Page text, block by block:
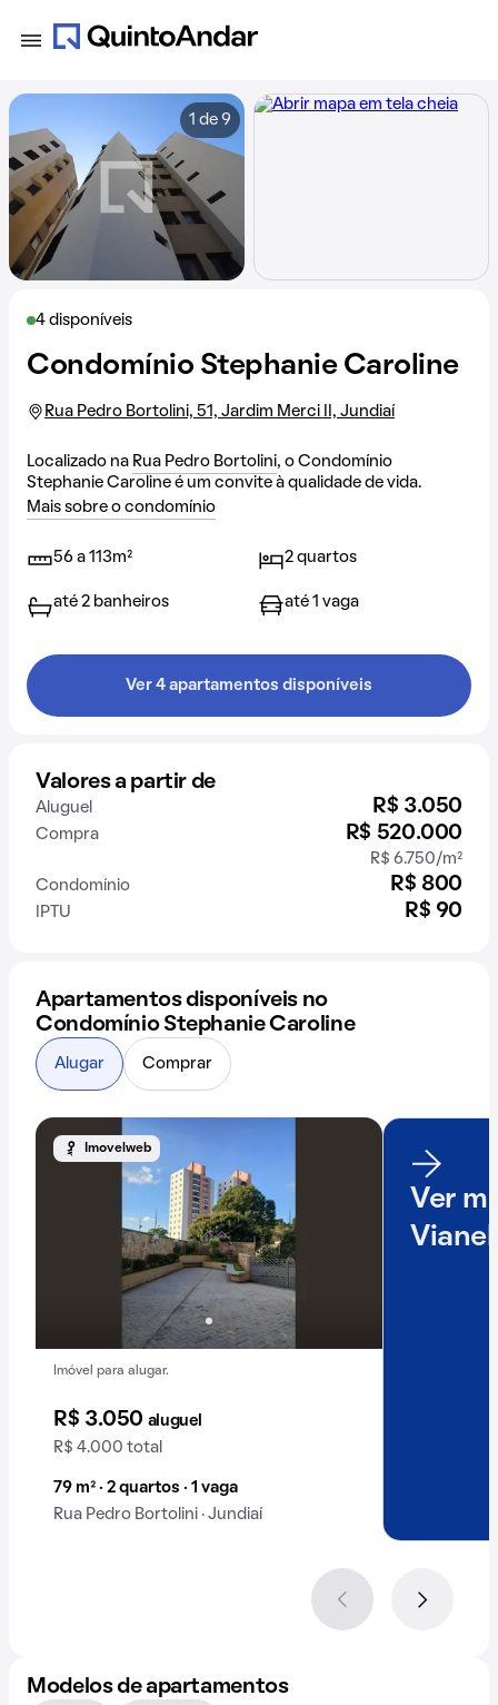
4 disponíveis
Condomínio Stephanie Caroline
Rua Pedro Bortolini, 51, Jardim Merci II, Jundiaí
Localizado na Rua Pedro Bortolini, o Condomínio
Stephanie Caroline é um convite à qualidade de vida.
Mais sobre o condomínio
56 a 113m² 2 quartos
até 2 banheiros até 1 vaga
Ver 4 apartamentos disponíveis
Valores a partir de
Aluguel R$ 3.050
Compra R$ 520.000
R$ 6.750/m²
Condomínio
R$ 800
IPTU R$ 90
1 de 9
Apartamentos disponíveis no
Condomínio Stephanie Caroline
Imovelweb
Imóvel para alugar.
R$ 3.050 aluguel
R$ 4.000 total
79 m² · 2 quartos · 1 vaga
Rua Pedro Bortolini · Jundiaí
Ver
Alugar Comprar
Modelos de apartamentos